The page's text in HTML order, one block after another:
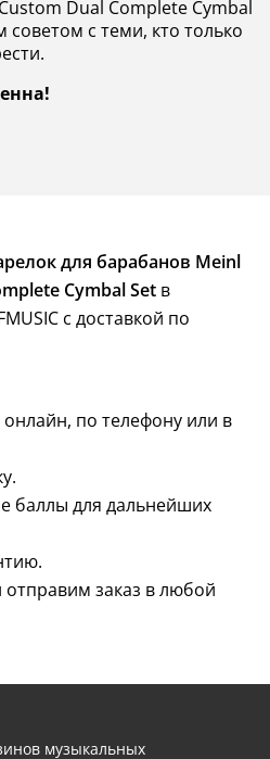
Dual Complete Cymbal
с теми, кто только
для барабанов Meinl
Cymbal Set в
с доставкой по
по телефону или в
баллы для дальнейших
заказ в любой
музыкальных